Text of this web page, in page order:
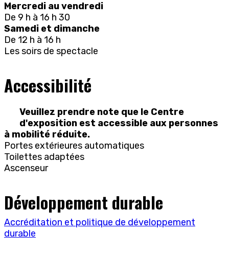
Mercredi au vendredi
De 9 h à 16 h 30
Samedi et dimanche
De 12 h à 16 h
Les soirs de spectacle
Accessibilité
Veuillez prendre note que le Centre
d'exposition est accessible aux personnes
à mobilité réduite.
Portes extérieures automatiques
Toilettes adaptées
Ascenseur
Développement durable
Accréditation et politique de développement
durable